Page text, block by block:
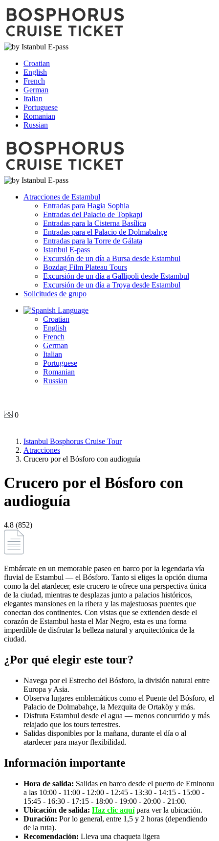
Croatian
English
French
German
Italian
Portuguese
Romanian
Russian
Atracciones de Estambul
Entradas para Hagia Sophia
Entradas del Palacio de Topkapi
Entradas para la Cisterna Basílica
Entradas para el Palacio de Dolmabahçe
Entradas para la Torre de Gálata
Istanbul E-pass
Excursión de un día a Bursa desde Estambul
Bozdag Film Plateau Tours
Excursión de un día a Gallipoli desde Estambul
Excursión de un día a Troya desde Estambul
Solicitudes de grupo
Language
Croatian
English
French
German
Italian
Portuguese
Romanian
Russian
0
Istanbul Bosphorus Cruise Tour
Atracciones
Crucero por el Bósforo con audioguía
Crucero por el Bósforo con
audioguía
4.8 (852)
Embárcate en un memorable paseo en barco por la legendaria vía
fluvial de Estambul — el Bósforo. Tanto si eliges la opción diurna
como la del atardecer, este crucero te ofrece una perspectiva única
de la ciudad, mientras te desplazas junto a palacios históricos,
elegantes mansiones en la ribera y las majestuosas puentes que
conectan dos continentes. Con vistas que se extienden desde el
corazón de Estambul hasta el Mar Negro, esta es una forma
imperdible de disfrutar la belleza natural y arquitectónica de la
ciudad.
¿Por qué elegir este tour?
Navega por el Estrecho del Bósforo, la división natural entre
Europa y Asia.
Observa lugares emblemáticos como el Puente del Bósforo, el
Palacio de Dolmabahçe, la Mezquita de Ortaköy y más.
Disfruta Estambul desde el agua — menos concurrido y más
relajado que los tours terrestres.
Salidas disponibles por la mañana, durante el día o al
atardecer para mayor flexibilidad.
Información importante
Hora de salida: Salidas en barco desde el puerto de Eminonu
a las 10:00 - 11:00 - 12:00 - 12:45 - 13:30 - 14:15 - 15:00 -
15:45 - 16:30 - 17:15 - 18:00 - 19:00 - 20:00 - 21:00.
Ubicación de salida: Haz clic aquí para ver la ubicación.
Duración: Por lo general, entre 1,5 y 2 horas (dependiendo
de la ruta).
Recomendación: Lleva una chaqueta ligera